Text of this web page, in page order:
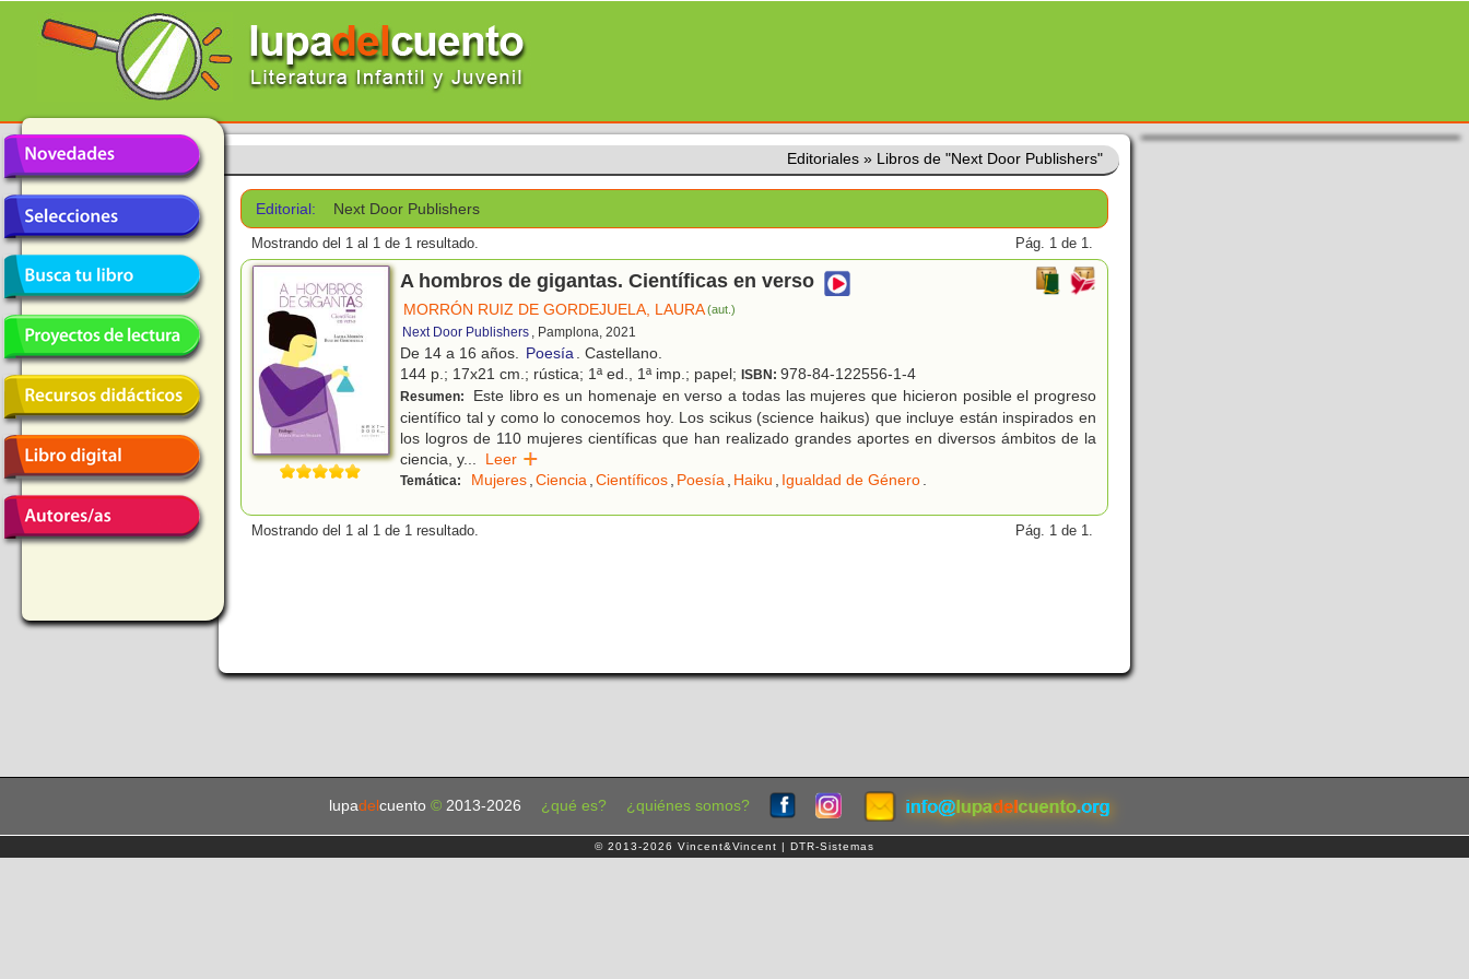
Editoriales » Libros de "Next Door Publishers"
Editorial: Next Door Publishers
Mostrando del 1 al 1 de 1 resultado. Pág. 1 de 1.
A hombros de gigantas. Científicas en verso
MORRÓN RUIZ DE GORDEJUELA, LAURA(aut.)
Next Door Publishers , Pamplona, 2021
De 14 a 16 años. Poesía. Castellano.
144 p.; 17x21 cm.; rústica; 1ª ed., 1ª imp.; papel; ISBN: 978-84-122556-1-4
Resumen:
Este libro es un homenaje en verso a todas las mujeres que hicieron posible el progreso
científico tal y como lo conocemos hoy. Los scikus (science haikus) que incluye están inspirados en
los logros de 110 mujeres científicas que han realizado grandes aportes en diversos ámbitos de la
ciencia, y... Leer
Temática: Mujeres,Ciencia,Científicos, Poesía, Haiku , Igualdad de Género.
Mostrando del 1 al 1 de 1 resultado. Pág. 1 de 1.
lupadel cuento © 2013-2026 ¿qué es? ¿quiénes somos?
© 2013-2026 Vincent&Vincent | DTR-Sistemas